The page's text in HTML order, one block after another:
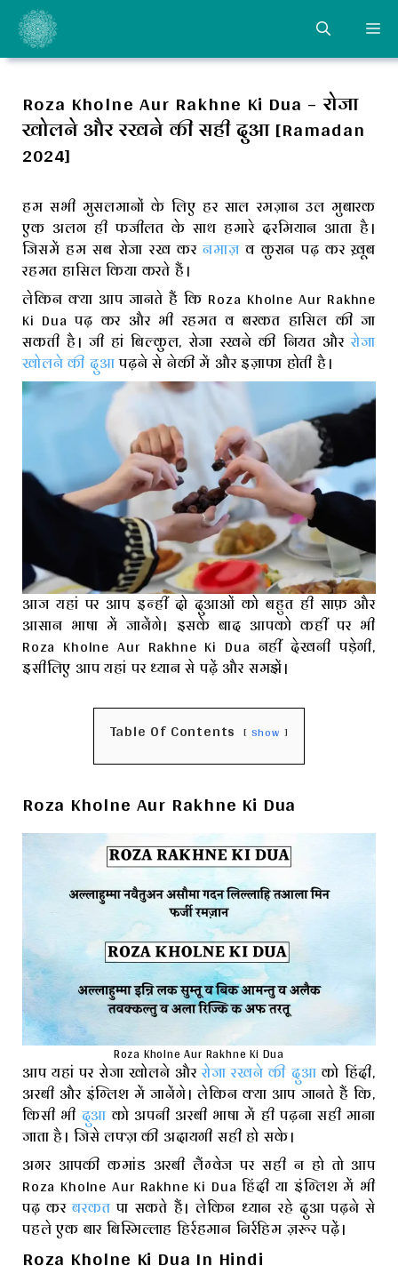
Skip
content
Roza Kholne Aur Rakhne Ki Dua – रोजा
खोलने और रखने की सही दुआ [Ramadan
2024]
हम सभी मुसलमानों के लिए हर साल रमज़ान उल मुबारक
एक अलग ही फजीलत के साथ हमारे दरमियान आता है।
जिसमें हम सब रोजा रख करनमाज़व कुरान पढ़ कर ख़ूब
रहमत हासिल किया करते हैं।
लेकिन क्या आप जानते हैं कि Roza Kholne Aur Rakhne
Ki Dua पढ़ कर और भी रहमत व बरकत हासिल की जा
सकती है। जी हां बिल्कुल, रोजा रखने की नियत औररोजा
खोलने की दुआपढ़ने से नेकी में और इज़ाफा होती है।
आज यहां पर आप इन्हीं दो दुआओं को बहुत ही साफ़ और
आसान भाषा में जानेंगे। इसके बाद आपको कहीं पर भी
Roza Kholne Aur Rakhne Ki Dua नहीं देखनी पड़ेगी,
इसीलिए आप यहां पर ध्यान से पढ़ें और समझें।
Table Of Contents Show
Roza Kholne Aur Rakhne Ki Dua
Roza Kholne Aur Rakhne Ki Dua
आप यहां पर रोजा खोलने औररोजा रखने की दुआको हिंदी,
अरबी और इंग्लिश में जानेंगे। लेकिन क्या आप जानते हैं कि,
किसी भी दुआ को अपनी अरबी भाषा में ही पढ़ना सही माना
जाता है। जिसे लफ्ज़ की अदायगी सही हो सके।
अगर आपकी कमांड अरबी लैंग्वेज पर सही न हो तो आप
Roza Kholne Aur Rakhne Ki Dua हिंदी या इंग्लिश में भी
पढ़ करबरकत पा सकते हैं। लेकिन ध्यान रहे दुआ पढ़ने से
पहले एक बार बिस्मिल्लाह हिर्रहमान निर्रहिम ज़रूर पढ़ें।
Roza Kholne Ki Dua In Hindi